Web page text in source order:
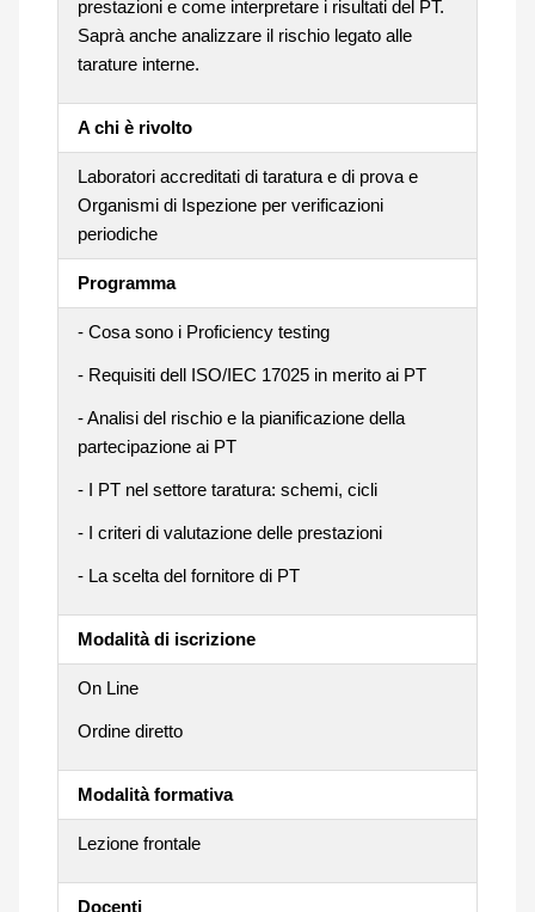
prestazioni e come interpretare i risultati del PT.
Saprà anche analizzare il rischio legato alle
tarature interne.
A chi è rivolto
Laboratori accreditati di taratura e di prova e
Organismi di Ispezione per verificazioni
periodiche
Programma
- Cosa sono i Proficiency testing
- Requisiti dell ISO/IEC 17025 in merito ai PT
- Analisi del rischio e la pianificazione della
partecipazione ai PT
- I PT nel settore taratura: schemi, cicli
- I criteri di valutazione delle prestazioni
- La scelta del fornitore di PT
Modalità di iscrizione
On Line
Ordine diretto
Modalità formativa
Lezione frontale
Docenti